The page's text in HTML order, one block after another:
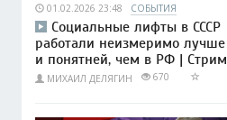
01.02.2026 23:48 СОБЫТИЯ
Социальные лифты в СССР
работали неизмеримо лучше
и понятней, чем в РФ | Стрим
МИХАИЛ ДЕЛЯГИН 670